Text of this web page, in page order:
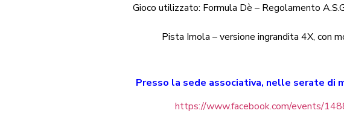
Gioco utilizzato: Formula Dè – Regolamento
Pista Imola – versione ingrandita 4X, con
Presso la sede associativa, nelle serate di
https://www.facebook.com/events/